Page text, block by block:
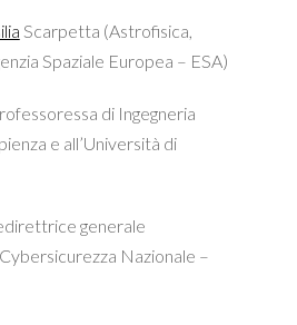
Scarpetta (Astrofisica,
Spaziale Europea – ESA)
di Ingegneria
e all’Università di
generale
Nazionale –